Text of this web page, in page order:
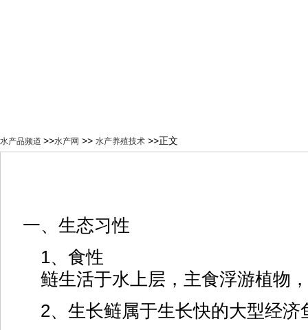
水产品频道 >>水产网 >> 水产养殖技术 >>正文
一、生态习性
1、食性
鲢生活于水上层，主食浮游植物，
2、生长鲢属于生长快的大型经济